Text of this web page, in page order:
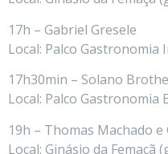
17h – Gabriel Gresele
Local: Palco Gastronomia
17h30min – Solano
Local: Palco Gastronomia
19h – Thomas Machado e
Local: Ginásio da